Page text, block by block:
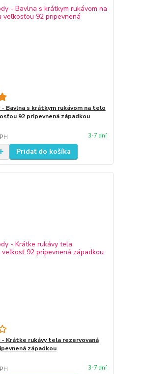
Bavlna s krátkym rukávom na telo
92 pripevnená západkou
3-7 dní
Pridať do košíka
Krátke rukávy tela rezervovaná
západkou
3-7 dní